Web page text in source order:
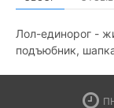
Лол-единорог -
подъюбник,